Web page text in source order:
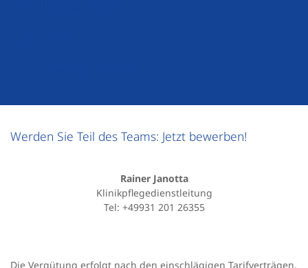
Werden Sie Teil des Teams: Jetzt bewerben!
Rainer Janotta
Klinikpflegedienstleitung
Tel: +49931 201 26355
Die Vergütung erfolgt nach den einschlägigen Tarifverträgen.